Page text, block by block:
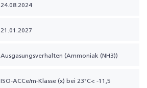
24.08.2024
21.01.2027
Ausgasungsverhalten (Ammoniak (NH3))
ISO-ACCe/m-Klasse (x) bei 23°C< -11,5